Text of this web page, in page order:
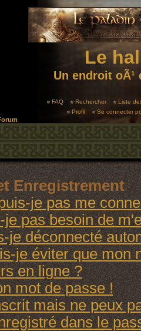
Le
Un endroit
FAQ Rechercher
Liste
Profil
Se connecter
Enregistrement
je pas me
je pas besoin de
je déconnecté
je éviter que mon
en ligne ?
mot de passe !
mais ne peux
dans le